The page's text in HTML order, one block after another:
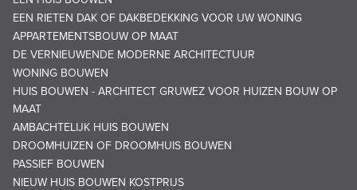
EEN RIETEN DAK OF DAKBEDEKKING VOOR UW WONING
APPARTEMENTSBOUW OP MAAT
DE VERNIEUWENDE MODERNE ARCHITECTUUR
WONING BOUWEN
HUIS BOUWEN - ARCHITECT GRUWEZ VOOR HUIZEN BOUW OP
MAAT
AMBACHTELIJK HUIS BOUWEN
DROOMHUIZEN OF DROOMHUIS BOUWEN
PASSIEF BOUWEN
NIEUW HUIS BOUWEN KOSTPRIJS